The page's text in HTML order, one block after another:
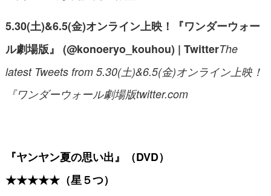
5.30(土)&6.5(金)オンライン上映！『ワンダーウォー
ル劇場版』 (@konoeryo_kouhou) | TwitterThe
latest Tweets from 5.30(土)&6.5(金)オンライン上映！
『ワンダーウォール劇場版twitter.com
『ヤンヤン夏の思い出』（DVD）
★★★★★（星５つ）